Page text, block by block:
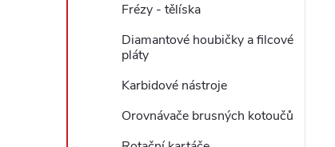
Frézy - tělíska
Diamantové houbičky a filcové
pláty
Karbidové nástroje
Orovnávače brusných kotoučů